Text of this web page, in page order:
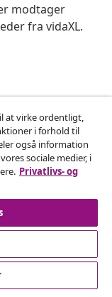
modtager
fra vidaXL.
din ordre.
at virke ordentligt,
i forhold til
også information
sociale medier, i
Privatlivs- og